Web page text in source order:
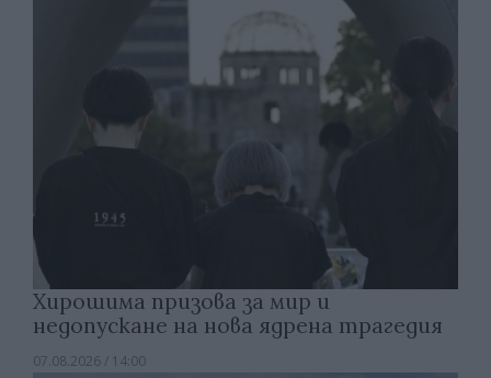
Хирошима призова за мир и
недопускане на нова ядрена трагедия
07.08.2026 / 14:00